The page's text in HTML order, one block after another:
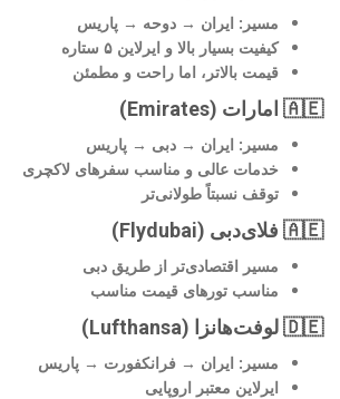
مسیر: ایران → دوحه → پاریس
کیفیت بسیار بالا و ایرلاین ۵ ستاره
قیمت بالاتر، اما راحت و مطمئن
🇦🇪 امارات (Emirates)
مسیر: ایران → دبی → پاریس
خدمات عالی و مناسب سفرهای لاکچری
توقف نسبتاً طولانی‌تر
🇦🇪 فلای‌دبی (Flydubai)
مسیر اقتصادی‌تر از طریق دبی
مناسب تورهای قیمت مناسب
🇩🇪 لوفت‌هانزا (Lufthansa)
مسیر: ایران → فرانکفورت → پاریس
ایرلاین معتبر اروپایی